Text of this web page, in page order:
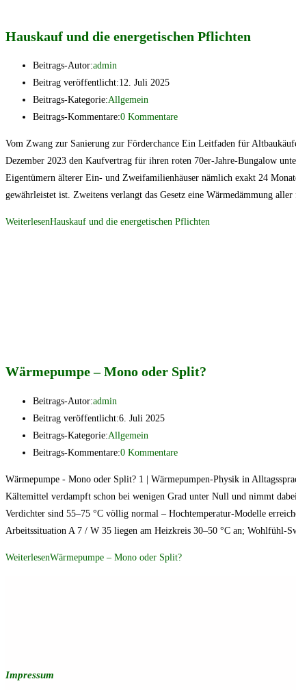
Hauskauf und die energetischen Pflichten
Beitrags-Autor:admin
Beitrag veröffentlicht:12. Juli 2025
Beitrags-Kategorie:Allgemein
Beitrags-Kommentare:0 Kommentare
Vom Zwang zur Sanierung zur Förderchance Ein Leitfaden für
Dezember 2023 den Kaufvertrag für ihren roten 70er-Jahre-Bungalow
Eigentümern älterer Ein- und Zweifamilienhäuser nämlich exakt 24
gewährleistet ist. Zweitens verlangt das Gesetz eine Wärmedämmung
WeiterlesenHauskauf und die energetischen Pflichten
Wärmepumpe – Mono oder Split?
Beitrags-Autor:admin
Beitrag veröffentlicht:6. Juli 2025
Beitrags-Kategorie:Allgemein
Beitrags-Kommentare:0 Kommentare
Wärmepumpe - Mono oder Split? 1 | Wärmepumpen-Physik in
Kältemittel verdampft schon bei wenigen Grad unter Null und nimmt
Verdichter sind 55–75 °C völlig normal – Hochtemperatur-Modelle
Arbeitssituation A 7 / W 35 liegen am Heizkreis 30–50 °C an; Wohlfühl-
WeiterlesenWärmepumpe – Mono oder Split?
Impressum